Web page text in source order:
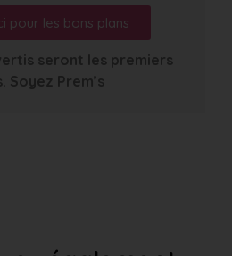
pour les bons plans
seront les premiers
Soyez Prem’s